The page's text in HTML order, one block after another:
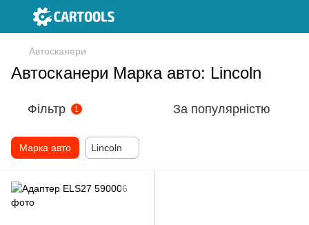
Автосканери
Автосканери Марка авто: Lincoln
Фільтр 1 За популярністю
Марка авто Lincoln